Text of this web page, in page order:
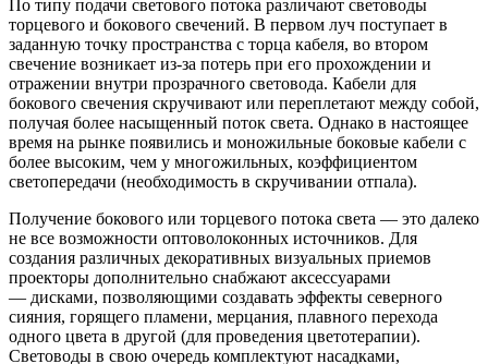
По типу подачи светового потока различают световоды
торцевого и бокового свечений. В первом луч поступает в
заданную точку пространства с торца кабеля, во втором
свечение возникает из-за потерь при его прохождении и
отражении внутри прозрачного световода. Кабели для
бокового свечения скручивают или переплетают между собой,
получая более насыщенный поток света. Однако в настоящее
время на рынке появились и моножильные боковые кабели с
более высоким, чем у многожильных, коэффициентом
светопередачи (необходимость в скручивании отпала).
Получение бокового или торцевого потока света — это далеко
не все возможности оптоволоконных источников. Для
создания различных декоративных визуальных приемов
проекторы дополнительно снабжают аксессуарами
— дисками, позволяющими создавать эффекты северного
сияния, горящего пламени, мерцания, плавного перехода
одного цвета в другой (для проведения цветотерапии).
Световоды в свою очередь комплектуют насадками,